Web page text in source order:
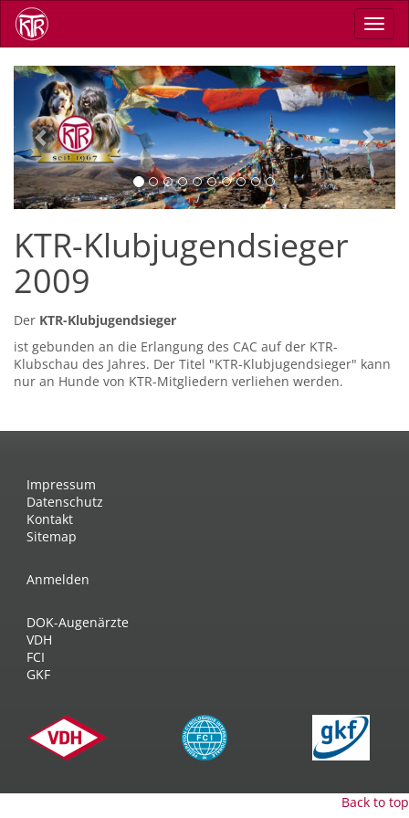
Skip
main
Previous Next
KTR-Klubjugendsieger
2009
Der KTR-Klubjugendsieger
ist gebunden an die Erlangung des CAC auf der KTR-
Klubschau des Jahres. Der Titel "KTR-Klubjugendsieger" kann
nur an Hunde von KTR-Mitgliedern verliehen werden.
Impressum
Datenschutz
Kontakt
Sitemap
Anmelden
DOK-Augenärzte
VDH
FCI
GKF
Back to top